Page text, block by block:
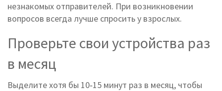
незнакомых отправителей. При возникновении
вопросов всегда лучше спросить у взрослых.
Проверьте свои устройства раз
в месяц
Выделите хотя бы 10‑15 минут раз в месяц, чтобы